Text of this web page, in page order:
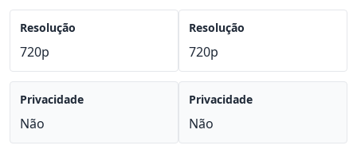
Resolução
720p
Privacidade
Não
Resolução
720p
Privacidade
Não